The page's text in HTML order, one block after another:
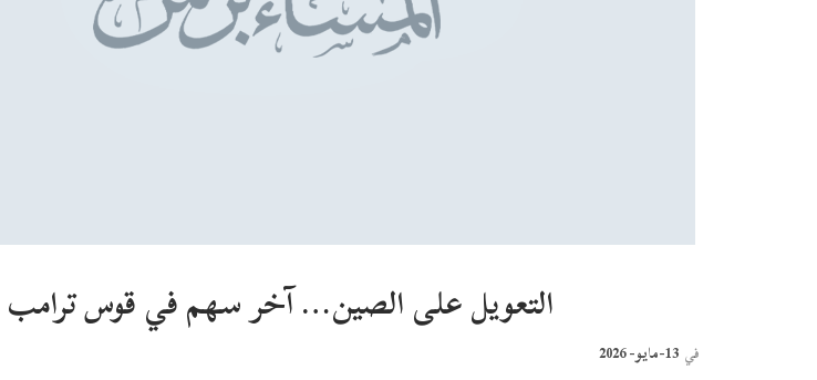
التعويل على الصين… آخر سهم في قوس ترامب
في 13-مايو- 2026